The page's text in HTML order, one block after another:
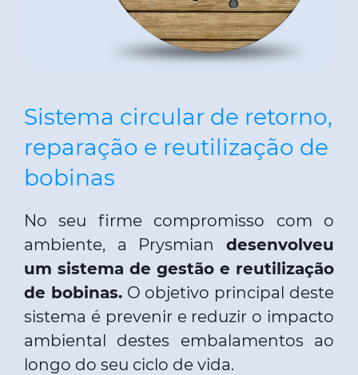
Sistema circular de retorno,
reparação e reutilização de
bobinas
No seu firme compromisso com o
ambiente, a Prysmian desenvolveu
um sistema de gestão e reutilização
de bobinas.O objetivo principal deste
sistema é prevenir e reduzir o impacto
ambiental destes embalamentos ao
longo do seu ciclo de vida.